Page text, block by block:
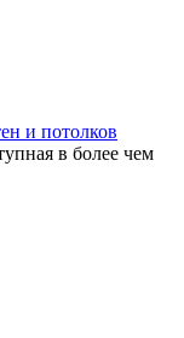
и потолков
в более чем